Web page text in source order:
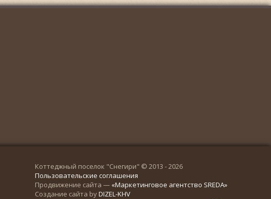
Коттеджный поселок "Снегири" © 2013 - 2026
Пользовательские соглашения
Продвижение сайта — «Маркетинговое агентство SREDA»
Создание сайта byDIZEL-KHV